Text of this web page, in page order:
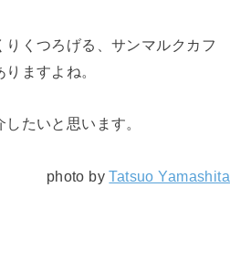
くつろげる、サンマルクカフ
ますよね。
たいと思います。
photo byTatsuo Yamashita